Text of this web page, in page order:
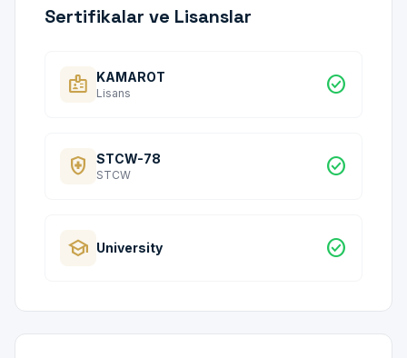
Sertifikalar ve Lisanslar
badge KAMAROT
Lisans check_circle
health_and_safety STCW-78
STCW check_circle
school University check_circle